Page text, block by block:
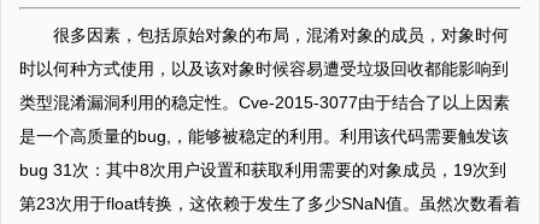
很多因素，包括原始对象的布局，混淆对象的成员，对象时何
时以何种方式使用，以及该对象时候容易遭受垃圾回收都能影响到
类型混淆漏洞利用的稳定性。Cve-2015-3077由于结合了以上因素
是一个高质量的bug,，能够被稳定的利用。利用该代码需要触发该
bug 31次：其中8次用户设置和获取利用需要的对象成员，19次到
第23次用于float转换，这依赖于发生了多少SNaN值。虽然次数看着